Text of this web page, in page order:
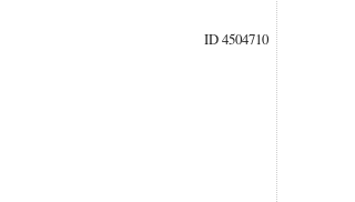
ID 4504710